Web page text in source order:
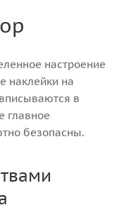
настроение
наклейки на
в
главное
безопасны.